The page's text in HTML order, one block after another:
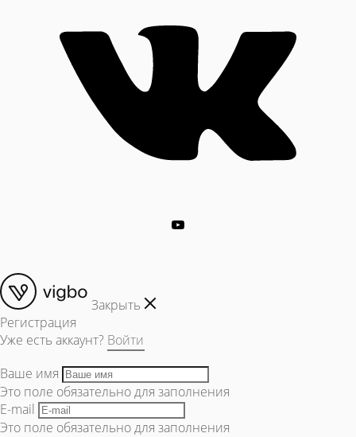
Закрыть
Регистрация
Уже есть аккаунт? Войти
Ваше имя
Это поле обязательно для заполнения
E-mail
Это поле обязательно для заполнения